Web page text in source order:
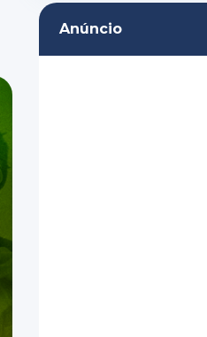
Anúncio